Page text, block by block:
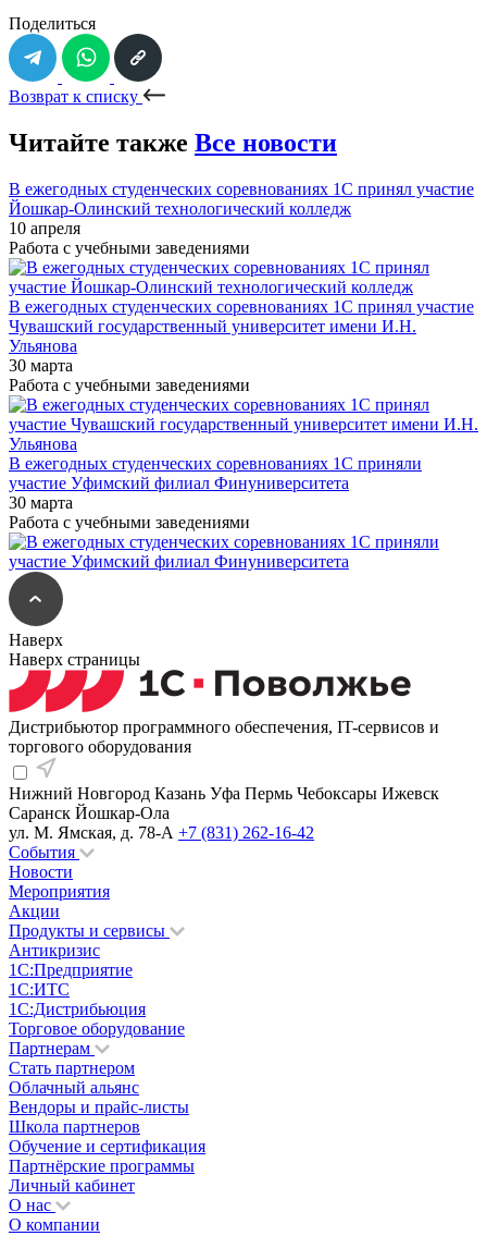
Поделиться
Возврат к списку
Читайте также Все новости
В ежегодных студенческих соревнованиях 1С принял участие
Йошкар-Олинский технологический колледж
10 апреля
Работа с учебными заведениями
В ежегодных студенческих соревнованиях 1С принял участие
Чувашский государственный университет имени И.Н.
Ульянова
30 марта
Работа с учебными заведениями
В ежегодных студенческих соревнованиях 1С приняли
участие Уфимский филиал Финуниверситета
30 марта
Работа с учебными заведениями
Наверх
Наверх страницы
Дистрибьютор программного обеспечения, IT-сервисов и
торгового оборудования
Нижний Новгород Казань Уфа Пермь Чебоксары Ижевск
Саранск Йошкар-Ола
ул. М. Ямская, д. 78-А +7 (831) 262-16-42
События
Новости
Мероприятия
Акции
Продукты и сервисы
Антикризис
1С:Предприятие
1С:ИТС
1С:Дистрибьюция
Торговое оборудование
Партнерам
Стать партнером
Облачный альянс
Вендоры и прайс-листы
Школа партнеров
Обучение и сертификация
Партнёрские программы
Личный кабинет
О нас
О компании